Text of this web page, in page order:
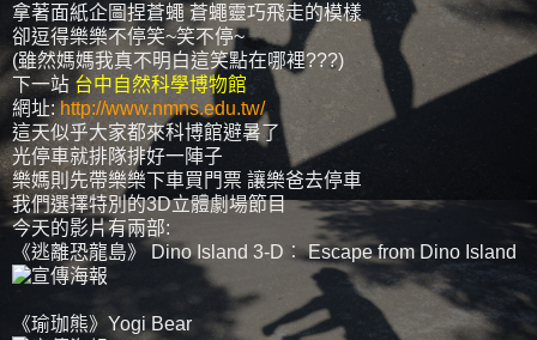
拿著面紙企圖捏蒼蠅 蒼蠅靈巧飛走的模樣
卻逗得樂樂不停笑~笑不停~
(雖然媽媽我真不明白這笑點在哪裡???)
下一站 台中自然科學博物館
網址:http://www.nmns.edu.tw/
這天似乎大家都來科博館避暑了
光停車就排隊排好一陣子
樂媽則先帶樂樂下車買門票 讓樂爸去停車
我們選擇特別的3D立體劇場節目
今天的影片有兩部:
《逃離恐龍島》 Dino Island 3-D︰ Escape from Dino Island
《瑜珈熊》Yogi Bear